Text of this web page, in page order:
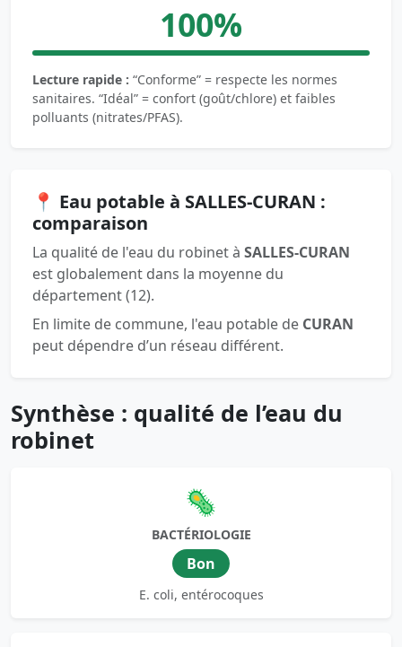
100%
Lecture rapide : “Conforme” = respecte les normes
sanitaires. “Idéal” = confort (goût/chlore) et faibles
polluants (nitrates/PFAS).
📍 Eau potable à SALLES-CURAN :
comparaison
La qualité de l'eau du robinet à SALLES-CURAN
est globalement dans la moyenne du
département (12).
En limite de commune, l'eau potable de CURAN
peut dépendre d’un réseau différent.
Synthèse : qualité de l’eau du
robinet
🦠
BACTÉRIOLOGIE
Bon
E. coli, entérocoques